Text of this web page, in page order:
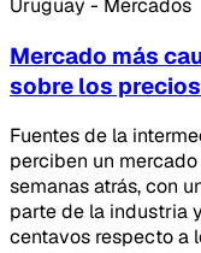
Uruguay - Mercados
Mercado más
sobre los precios
Fuentes de la
perciben un
semanas atrás, con
parte de la industria
centavos respecto a